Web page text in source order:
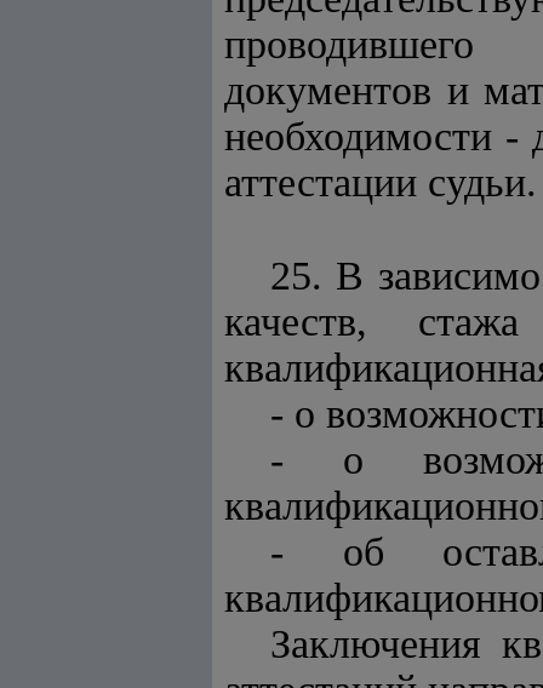
проводившего
документов и
необходимости -
аттестации судьи.
25. В
качеств,
- о
- о
- об
Заключения